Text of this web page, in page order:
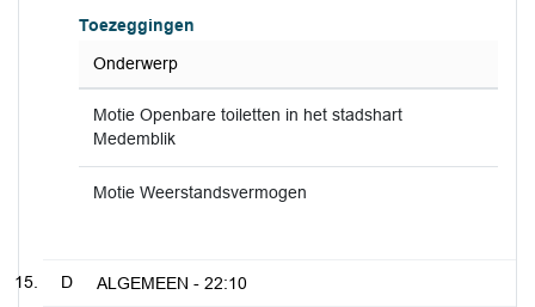
Toezeggingen
Onderwerp
Motie Openbare toiletten in het stadshart
Medemblik
Motie Weerstandsvermogen
D ALGEMEEN - 22:10